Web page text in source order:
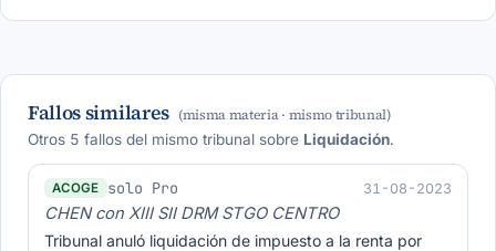
Fallos similares (misma materia · mismo tribunal)
Otros 5 fallos del mismo tribunal sobre Liquidación.
ACOGE solo Pro 31-08-2023
CHEN con XIII SII DRM STGO CENTRO
Tribunal anuló liquidación de impuesto a la renta por